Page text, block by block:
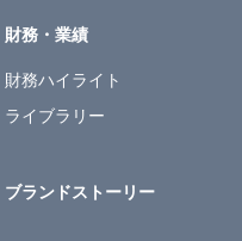
財務・業績
財務ハイライト
ライブラリー
ブランドストーリー